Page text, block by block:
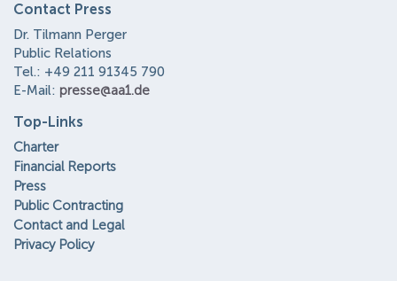
Contact Press
Dr. Tilmann Perger
Public Relations
Tel.: +49 211 91345 790
E-Mail: presse@aa1.de
Top-Links
Charter
Financial Reports
Press
Public Contracting
Contact and Legal
Privacy Policy